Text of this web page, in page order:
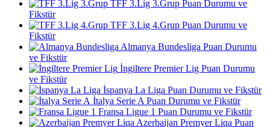
TFF 3.Lig 3.Grup Puan Durumu ve
Fikstür
TFF 3.Lig 4.Grup Puan Durumu ve
Fikstür
Almanya Bundesliga Puan Durumu
ve Fikstür
İngiltere Premier Lig Puan Durumu
ve Fikstür
İspanya La Liga Puan Durumu ve Fikstür
İtalya Serie A Puan Durumu ve Fikstür
Fransa Ligue 1 Puan Durumu ve Fikstür
Azerbaijan Premyer Liqa Puan